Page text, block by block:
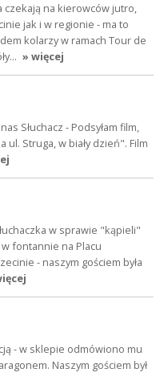
na kierowców jutro,
jak i w regionie - ma to
kolarzy w ramach Tour de
» więcej
Słuchacz - Podsyłam film,
ul. Struga, w biały dzień". Film
w sprawie "kąpieli"
fontannie na Placu
- naszym gościem była
- w sklepie odmówiono mu
Naszym gościem był